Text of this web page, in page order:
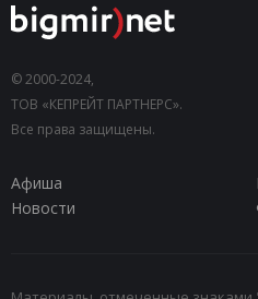
© 2000-2024,
ТОВ «КЕПРЕЙТ ПАРТНЕРС».
Все права защищены.
Афиша
Новости